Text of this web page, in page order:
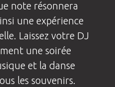
note résonnera
une expérience
Laissez votre DJ
une soirée
et la danse
les souvenirs.